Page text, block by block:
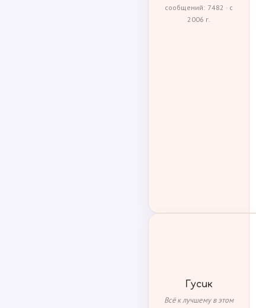
сообщений: 7482 · с
2006 г.
Гусик
Всё к лучшему в этом